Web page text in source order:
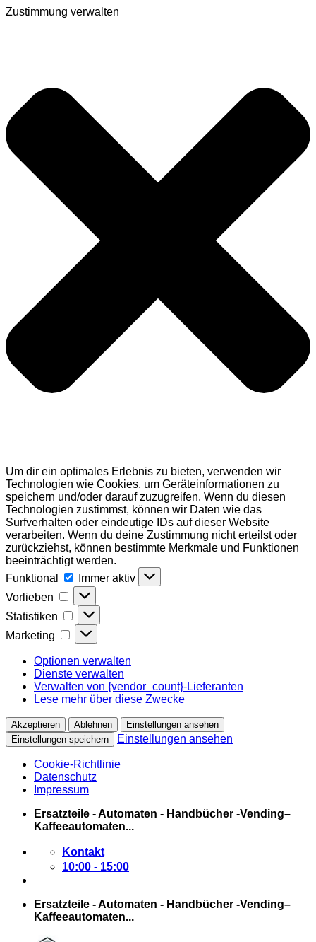
Zustimmung verwalten
Um dir ein optimales Erlebnis zu bieten, verwenden wir
Technologien wie Cookies, um Geräteinformationen zu
speichern und/oder darauf zuzugreifen. Wenn du diesen
Technologien zustimmst, können wir Daten wie das
Surfverhalten oder eindeutige IDs auf dieser Website
verarbeiten. Wenn du deine Zustimmung nicht erteilst oder
zurückziehst, können bestimmte Merkmale und Funktionen
beeinträchtigt werden.
Funktional
Funktional
Immer aktiv
Vorlieben
Vorlieben
Statistiken Statistiken
Marketing Marketing
Optionen verwalten
Dienste verwalten
Verwalten von {vendor_count}-Lieferanten
Lese mehr über diese Zwecke
Akzeptieren Ablehnen
Einstellungen ansehen
Einstellungen speichern
Einstellungen ansehen
Cookie-Richtlinie
Datenschutz
Impressum
Zum
Ersatzteile - Automaten - Handbücher -Vending–
Kaffeeautomaten...
Kontakt
10:00 - 15:00
Ersatzteile - Automaten - Handbücher -Vending–
Kaffeeautomaten...